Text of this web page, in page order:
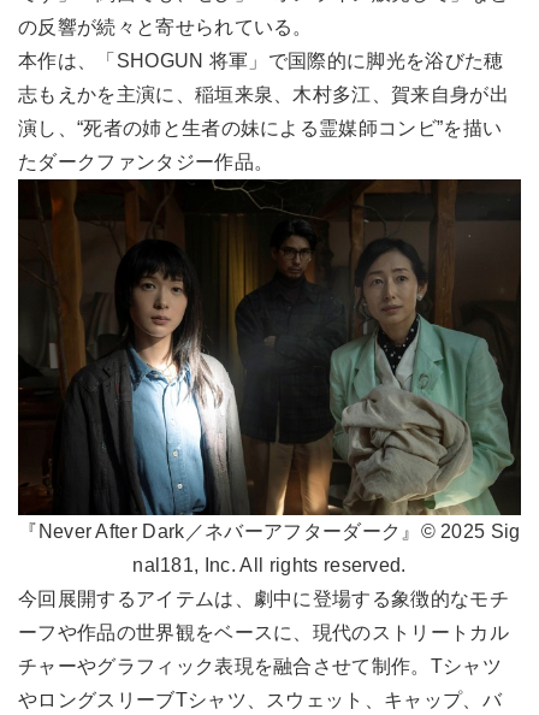
の反響が続々と寄せられている。
本作は、「SHOGUN 将軍」で国際的に脚光を浴びた穂
志もえかを主演に、稲垣来泉、木村多江、賀来自身が出
演し、“死者の姉と生者の妹による霊媒師コンビ”を描い
たダークファンタジー作品。
『Never After Dark／ネバーアフターダーク』© 2025 Sig
nal181, Inc. All rights reserved.
今回展開するアイテムは、劇中に登場する象徴的なモチ
ーフや作品の世界観をベースに、現代のストリートカル
チャーやグラフィック表現を融合させて制作。Tシャツ
やロングスリーブTシャツ、スウェット、キャップ、バ